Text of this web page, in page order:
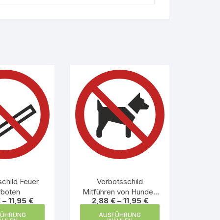
Feuer
– 11,95 €
Verbotsschild
Mitführen von Hunden
verboten
2,88 €– 11,95 €
AUSFÜHRUNG